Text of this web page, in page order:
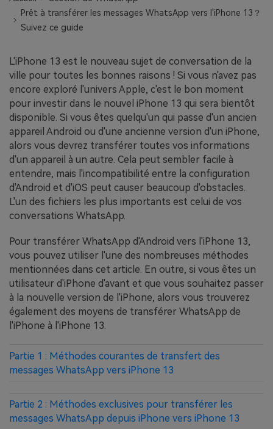
EXPLOREZ PLUS DE SUJETS
Plan Éducation
Prêt à transférer les messages WhatsApp vers l'iPhone 13？
Suivez ce guide
L'iPhone 13 est le nouveau sujet de conversation de la
ville pour toutes les bonnes raisons ! Si vous n'avez pas
encore exploré l'univers Apple, c'est le bon moment
pour investir dans le nouvel iPhone 13 qui sera bientôt
disponible. Si vous êtes quelqu'un qui passe d'un ancien
appareil Android ou d'une ancienne version d'un iPhone,
alors vous devrez transférer toutes vos informations
d'un appareil à un autre. Cela peut sembler facile à
entendre, mais l'incompatibilité entre la configuration
d'Android et d'iOS peut causer beaucoup d'obstacles.
L'un des fichiers les plus importants est celui de vos
conversations WhatsApp.
Pour transférer WhatsApp d'Android vers l'iPhone 13,
vous pouvez utiliser l'une des nombreuses méthodes
mentionnées dans cet article. En outre, si vous êtes un
utilisateur d'iPhone d'avant et que vous souhaitez passer
à la nouvelle version de l'iPhone, alors vous trouverez
également des moyens de transférer WhatsApp de
l'iPhone à l'iPhone 13.
Partie 1 : Méthodes courantes de transfert des
messages WhatsApp vers iPhone 13
Partie 2 : Méthodes exclusives pour transférer les
messages WhatsApp depuis iPhone vers iPhone 13